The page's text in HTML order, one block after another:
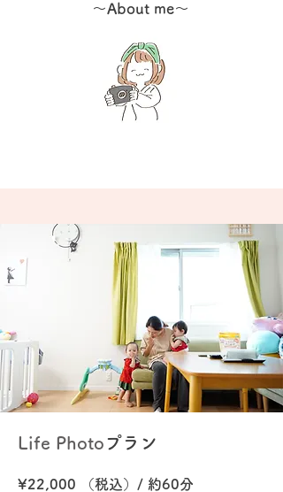
～About me～
Life Photo ​プラン
¥22,000 （税込）/ 約60分